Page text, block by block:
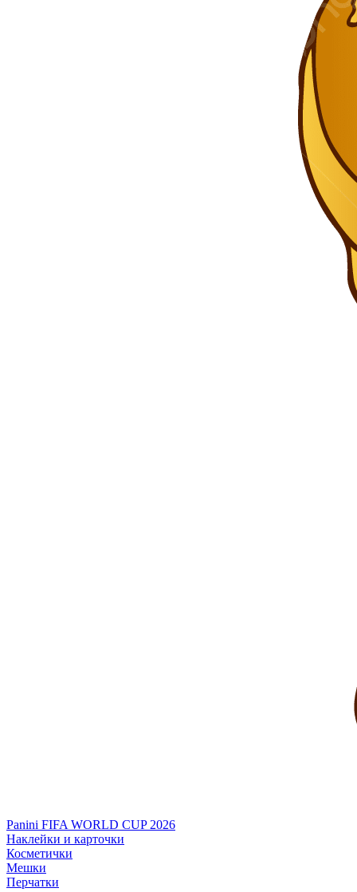
Panini FIFA WORLD CUP 2026
Наклейки и карточки
Косметички
Мешки
Перчатки